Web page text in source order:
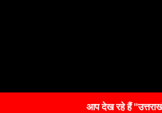
आप देख रहे हैं ''उत्तराखंड का नंबर-1 चैनल